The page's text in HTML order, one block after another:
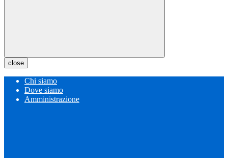
close
Chi siamo
Dove siamo
Amministrazione